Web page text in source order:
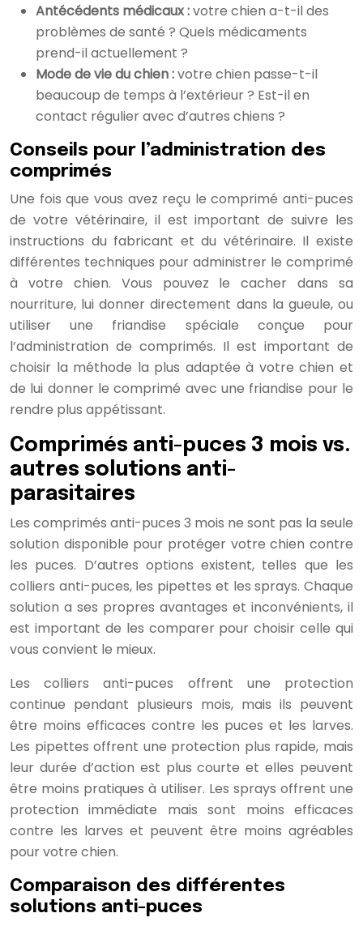
Antécédents médicaux :votre chien a-t-il des
problèmes de santé ? Quels médicaments
prend-il actuellement ?
Mode de vie du chien :votre chien passe-t-il
beaucoup de temps à l’extérieur ? Est-il en
contact régulier avec d’autres chiens ?
Conseils pour l’administration des
comprimés
Une fois que vous avez reçu le comprimé anti-puces
de votre vétérinaire, il est important de suivre les
instructions du fabricant et du vétérinaire. Il existe
différentes techniques pour administrer le comprimé
à votre chien. Vous pouvez le cacher dans sa
nourriture, lui donner directement dans la gueule, ou
utiliser une friandise spéciale conçue pour
l’administration de comprimés. Il est important de
choisir la méthode la plus adaptée à votre chien et
de lui donner le comprimé avec une friandise pour le
rendre plus appétissant.
Comprimés anti-puces 3 mois vs.
autres solutions anti-
parasitaires
Les comprimés anti-puces 3 mois ne sont pas la seule
solution disponible pour protéger votre chien contre
les puces. D’autres options existent, telles que les
colliers anti-puces, les pipettes et les sprays. Chaque
solution a ses propres avantages et inconvénients, il
est important de les comparer pour choisir celle qui
vous convient le mieux.
Les colliers anti-puces offrent une protection
continue pendant plusieurs mois, mais ils peuvent
être moins efficaces contre les puces et les larves.
Les pipettes offrent une protection plus rapide, mais
leur durée d’action est plus courte et elles peuvent
être moins pratiques à utiliser. Les sprays offrent une
protection immédiate mais sont moins efficaces
contre les larves et peuvent être moins agréables
pour votre chien.
Comparaison des différentes
solutions anti-puces